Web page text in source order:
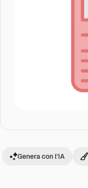
Genera con l'IA